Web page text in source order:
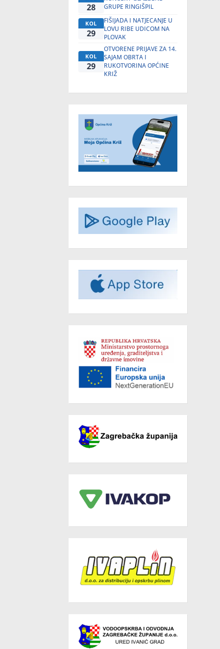
28
GRUPE RINGIŠPIL
KOL
29
FIŠIJADA I NATJECANJE U
LOVU RIBE UDICOM NA
PLOVAK
KOL
29
OTVORENE PRIJAVE ZA 14.
SAJAM OBRTA I
RUKOTVORINA OPĆINE
KRIŽ